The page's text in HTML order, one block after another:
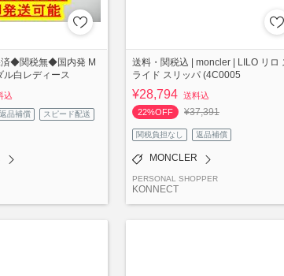
◆関税無◆国内発 M
白レディース
込
返品補償 スピード配送
送料・関税込 | moncler | LILO リロ
ライド スリッパ (4C0005
¥28,794 送料込
22%OFF
¥37,391
関税負担なし 返品補償
MONCLER
PERSONAL SHOPPER
KONNECT